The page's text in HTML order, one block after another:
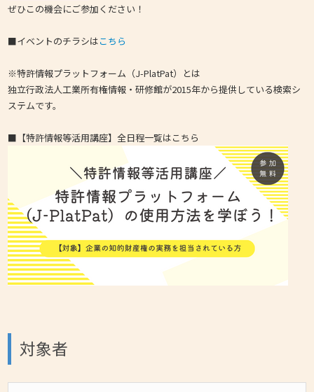
ぜひこの機会にご参加ください！
■イベントのチラシはこちら
※特許情報プラットフォーム（J-PlatPat）とは
独立行政法人工業所有権情報・研修館が2015年から提供している検索シ
ステムです。
■【特許情報等活用講座】全日程一覧はこちら
対象者